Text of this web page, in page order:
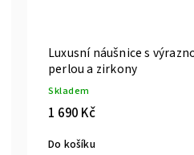
Luxusní náušnice s
perlou a zirkony
Skladem
1 690 Kč
Do košíku